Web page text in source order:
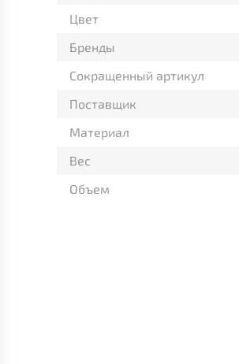
Цвет
Бренды
Сокращенный артикул
Поставщик
Материал
Вес
Объем